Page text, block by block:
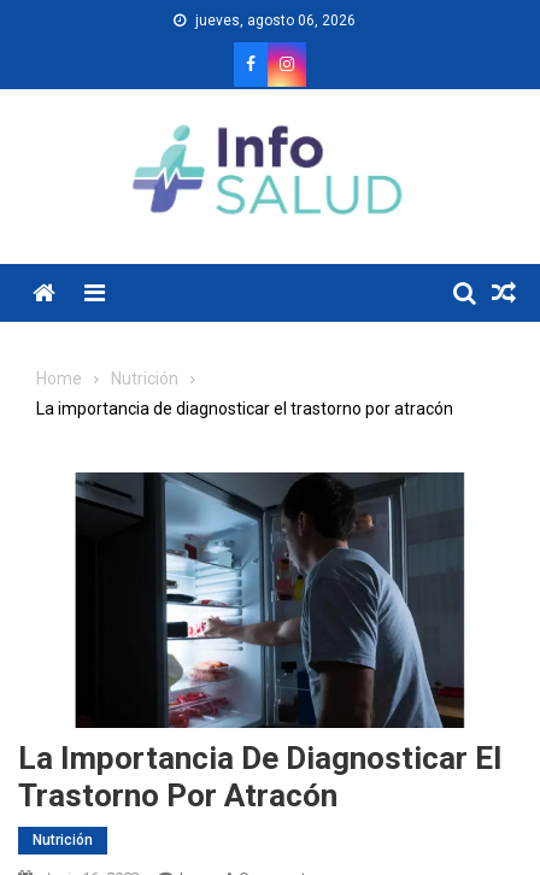
jueves, agosto 06, 2026
Menu
Home
Nutrición
La importancia de diagnosticar el trastorno por atracón
La Importancia De Diagnosticar El
Trastorno Por Atracón
Nutrición